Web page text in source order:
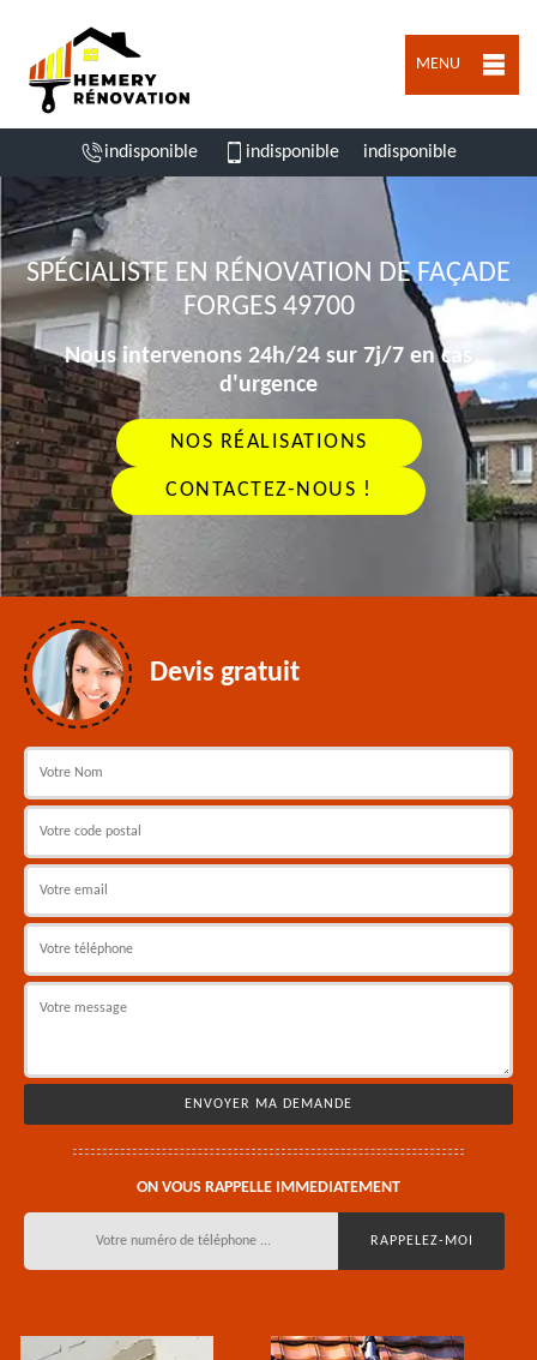
MENU
indisponible indisponible indisponible
SPÉCIALISTE EN RÉNOVATION DE FAÇADE
FORGES 49700
Nous intervenons 24h/24 sur 7j/7 en cas
d'urgence
NOS RÉALISATIONS
CONTACTEZ-NOUS !
Devis gratuit
ON VOUS RAPPELLE IMMEDIATEMENT